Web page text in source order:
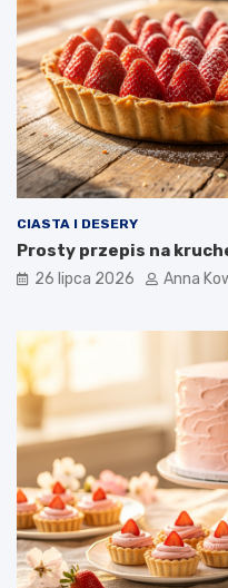
CIASTA I DESERY
Prosty przepis na
26 lipca 2026 Anna